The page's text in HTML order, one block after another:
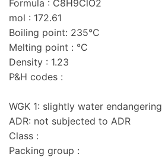
Formula : C8H9ClO2
mol : 172.61
Boiling point: 235°C
Melting point : °C
Density : 1.23
P&H codes :
WGK 1: slightly water endangering
ADR: not subjected to ADR
Class :
Packing group :